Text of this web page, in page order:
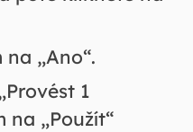
„Ano“.
1
na „Použít“